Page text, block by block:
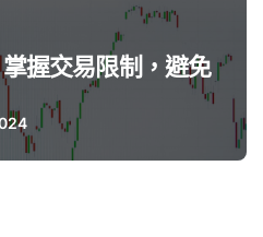
握交易限制，避免